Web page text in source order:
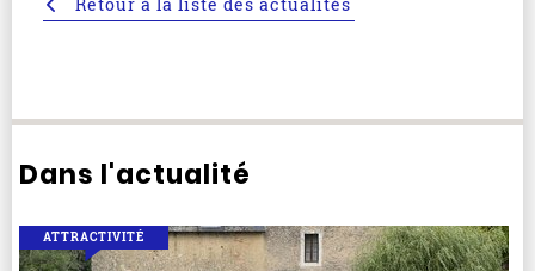
Dans l'actualité
ATTRACTIVITÉ